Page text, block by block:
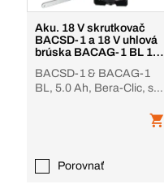
Aku. 18 V skrutkovač
BACSD-1 a 18 V uhlová
brúska BACAG-1 BL 18
BACSD-1 & BACAG-1
BL, 5.0 Ah, Bera-Clic, s
Porovnať